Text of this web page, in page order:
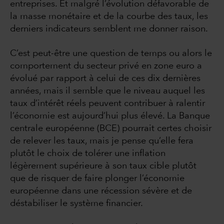
entreprises. Et malgré l’évolution défavorable de
la masse monétaire et de la courbe des taux, les
derniers indicateurs semblent me donner raison.
C’est peut-être une question de temps ou alors le
comportement du secteur privé en zone euro a
évolué par rapport à celui de ces dix dernières
années, mais il semble que le niveau auquel les
taux d’intérêt réels peuvent contribuer à ralentir
l’économie est aujourd’hui plus élevé. La Banque
centrale européenne (BCE) pourrait certes choisir
de relever les taux, mais je pense qu’elle fera
plutôt le choix de tolérer une inflation
légèrement supérieure à son taux cible plutôt
que de risquer de faire plonger l’économie
européenne dans une récession sévère et de
déstabiliser le système financier.